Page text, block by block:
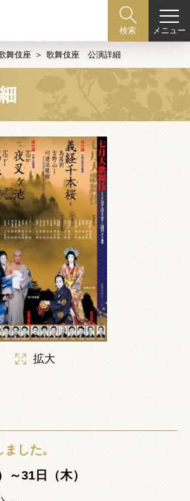
検索 メニュー
舞伎座 歌舞伎座 公演詳細
拡大
した。
～31日（木）